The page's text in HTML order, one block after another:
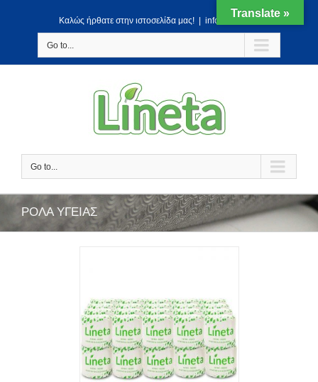
Kαλώς ήρθατε στην ιστοσελίδα μας! info@lineta.gr
Go to...
Go to...
ΡΟΛΑ ΥΓΕΙΑΣ
Translate »